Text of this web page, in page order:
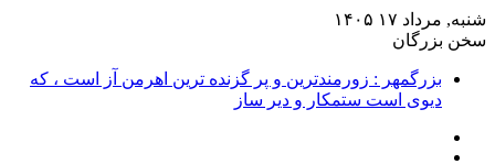
شنبه, مرداد ۱۷ ۱۴۰۵
سخن بزرگان
بزرگمهر : زورمندترین و پر گزنده ترین اهرمن آز است ، که
دیوی است ستمکار و دیر ساز